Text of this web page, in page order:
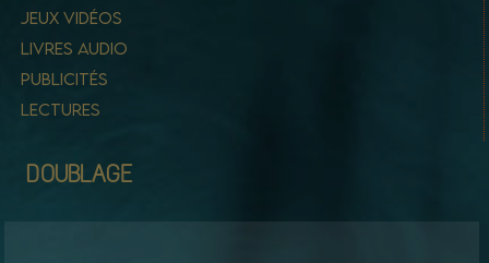
JEUX VIDÉOS
LIVRES AUDIO
PUBLICITÉS
LECTURES
DOUBLAGE